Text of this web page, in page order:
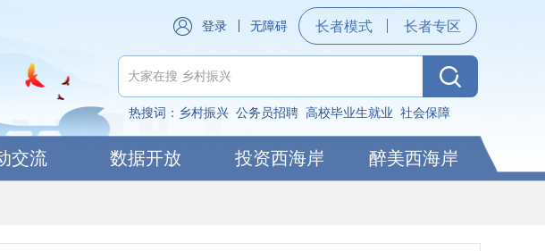
登录 无障碍 长者模式 长者专区
热搜词： 乡村振兴 公务员招聘 高校毕业生就业 社会保障
交流 数据开放 投资西海岸 醉美西海岸